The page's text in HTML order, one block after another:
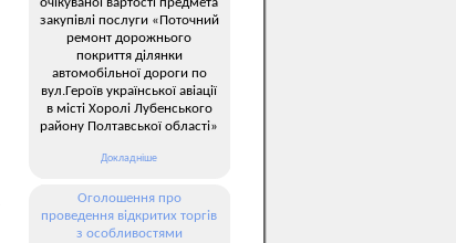
закупівлі послуги «Поточний
ремонт дорожнього
покриття ділянки
автомобільної дороги по
вул.Героїв української авіації
в місті Хоролі Лубенського
району Полтавської області»
Докладніше
Оголошення про
проведення відкритих торгів
з особливостями